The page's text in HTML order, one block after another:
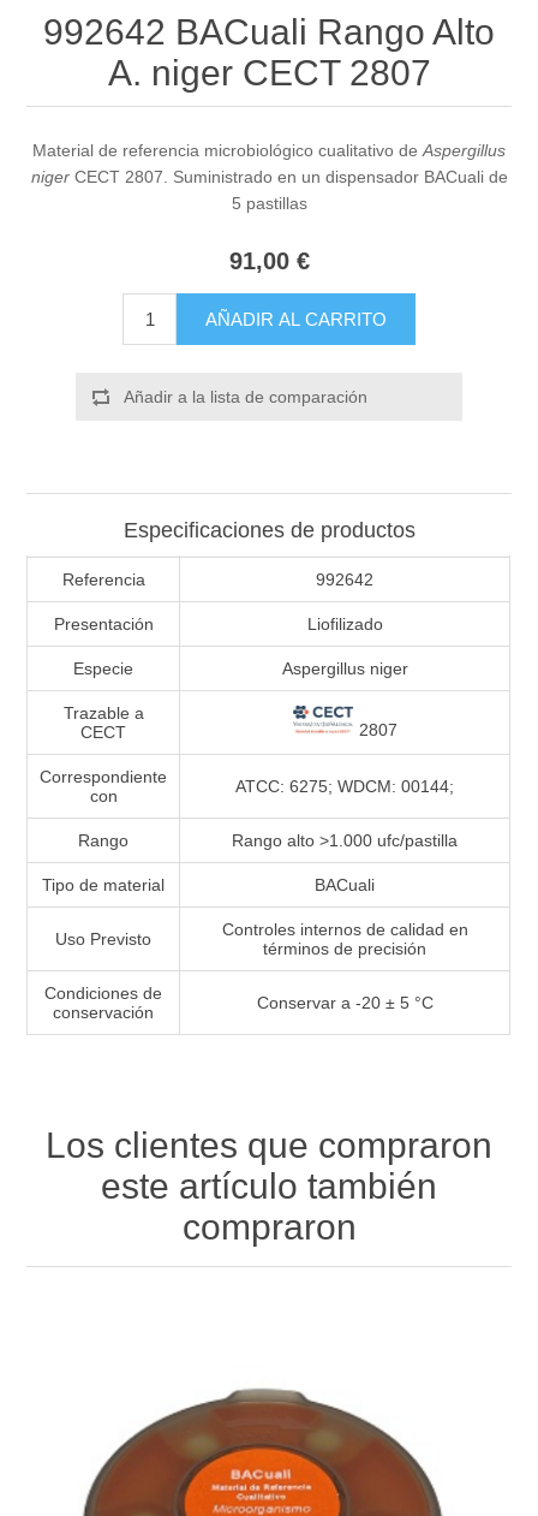
992642 BACuali Rango Alto
A. niger CECT 2807
Material de referencia microbiológico cualitativo de Aspergillus
nigerCECT 2807. Suministrado en un dispensador BACuali de
5 pastillas
91,00 €
AÑADIR AL CARRITO
Añadir a la lista de comparación
Especificaciones de productos
Referencia 992642
Presentación Liofilizado
Especie Aspergillus niger
Trazable a
CECT
2807
Correspondiente
con
ATCC: 6275; WDCM: 00144;
Rango Rango alto >1.000 ufc/pastilla
Tipo de material BACuali
Uso Previsto
Controles internos de calidad en
términos de precisión
Condiciones de
conservación
Conservar a -20 ± 5 °C
Los clientes que compraron
este artículo también
compraron